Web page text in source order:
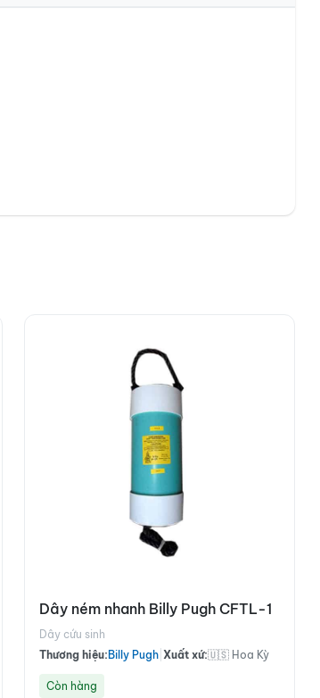
Dây ném nhanh Billy Pugh CFTL-1
Dây cứu sinh
Thương hiệu: Billy Pugh Xuất xứ:🇺🇸 Hoa Kỳ
Còn hàng